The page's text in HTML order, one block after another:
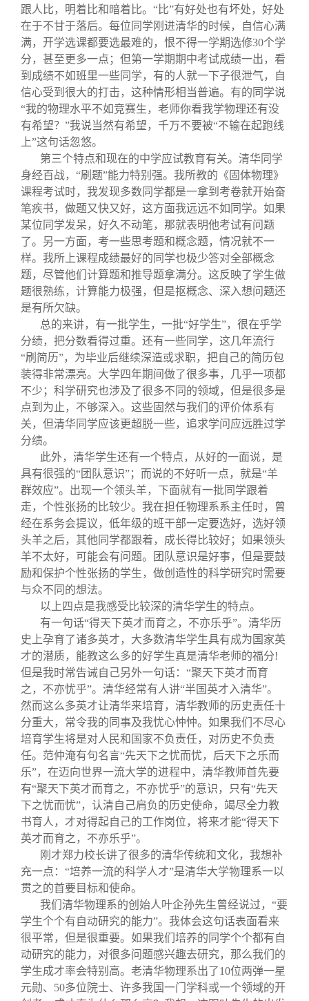
跟人比，明着比和暗着比。“比”有好处也有坏处，好处
在于不甘于落后。每位同学刚进清华的时候，自信心满
满，开学选课都要选最难的，恨不得一学期选修30个学
分，甚至更多一点；但第一学期期中考试成绩一出，看
到成绩不如班里一些同学，有的人就一下子很泄气，自
信心受到很大的打击，这种情形相当普遍。有的同学说
“我的物理水平不如竞赛生，老师你看我学物理还有没
有希望？”我说当然有希望，千万不要被“不输在起跑线
上”这句话忽悠。
第三个特点和现在的中学应试教育有关。清华同学
身经百战，“刷题”能力特别强。我所教的《固体物理》
课程考试时，我发现多数同学都是一拿到考卷就开始奋
笔疾书，做题又快又好，这方面我远远不如同学。如果
某位同学发呆，好久不动笔，那就表明他考试有问题
了。另一方面，考一些思考题和概念题，情况就不一
样。我所上课程成绩最好的同学也极少答对全部概念
题，尽管他们计算题和推导题拿满分。这反映了学生做
题很熟练，计算能力极强，但是抠概念、深入想问题还
是有所欠缺。
总的来讲，有一批学生，一批“好学生”，很在乎学
分绩，把分数看得过重。还有一些同学，这几年流行
“刷简历”，为毕业后继续深造或求职，把自己的简历包
装得非常漂亮。大学四年期间做了很多事，几乎一项都
不少；科学研究也涉及了很多不同的领域，但是很多是
点到为止，不够深入。这些固然与我们的评价体系有
关，但清华同学应该更超脱一些，追求学问应远胜过学
分绩。
此外，清华学生还有一个特点，从好的一面说，是
具有很强的“团队意识”；而说的不好听一点，就是“羊
群效应”。出现一个领头羊，下面就有一批同学跟着
走，个性张扬的比较少。我在担任物理系系主任时，曾
经在系务会提议，低年级的班干部一定要选好，选好领
头羊之后，其他同学都跟着，成长得比较好；如果领头
羊不太好，可能会有问题。团队意识是好事，但是要鼓
励和保护个性张扬的学生，做创造性的科学研究时需要
与众不同的想法。
以上四点是我感受比较深的清华学生的特点。
有一句话“得天下英才而育之，不亦乐乎”。清华历
史上孕育了诸多英才，大多数清华学生具有成为国家英
才的潜质，能教这么多的好学生真是清华老师的福分!
但是我时常告诫自己另外一句话：“聚天下英才而育
之，不亦忧乎”。清华经常有人讲“半国英才入清华”。
然而这么多英才让清华来培育，清华教师的历史责任十
分重大，常令我的同事及我忧心忡忡。如果我们不尽心
培育学生将是对人民和国家不负责任，对历史不负责
任。范仲淹有句名言“先天下之忧而忧，后天下之乐而
乐”，在迈向世界一流大学的进程中，清华教师首先要
有“聚天下英才而育之，不亦忧乎”的意识，只有“先天
下之忧而忧”，认清自己肩负的历史使命，竭尽全力教
书育人，才对得起自己的工作岗位，将来才能“得天下
英才而育之，不亦乐乎”。
刚才郑力校长讲了很多的清华传统和文化，我想补
充一点：“培养一流的科学人才”是清华大学物理系一以
贯之的首要目标和使命。
我们清华物理系的创始人叶企孙先生曾经说过，“要
学生个个有自动研究的能力”。我体会这句话表面看来
很平常，但是很重要。如果我们培养的同学个个都有自
动研究的能力，对很多问题感兴趣去研究，那么我们的
学生成才率会特别高。老清华物理系出了10位两弹一星
元勋、50多位院士、许多我国一门学科或一个领域的开